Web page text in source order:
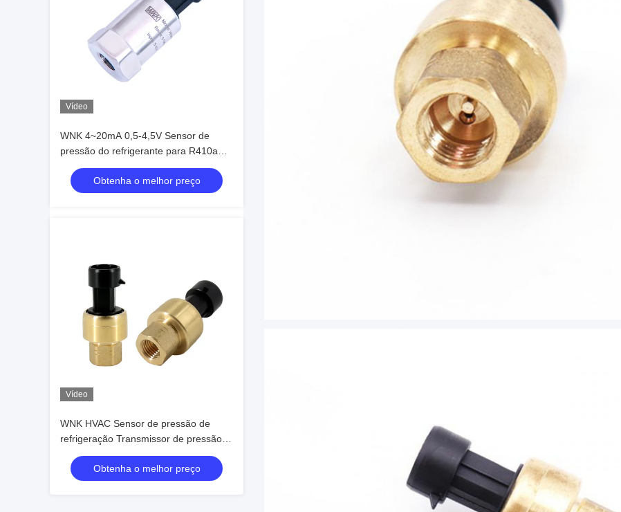
Vídeo
WNK 4~20mA 0,5-4,5V Sensor de
pressão do refrigerante para R410a
R22 R134a R404a
Obtenha o melhor preço
Vídeo
WNK HVAC Sensor de pressão de
refrigeração Transmissor de pressão
0,5-4,5v
Obtenha o melhor preço